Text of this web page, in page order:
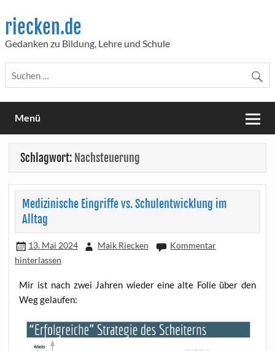
content
riecken.de
Gedanken zu Bildung, Lehre und Schule
Menü
Schlagwort: Nachsteuerung
Medizinische Eingriffe vs. Schulentwicklung im
Alltag
13. Mai 2024 Maik Riecken
Kommentar
hinterlassen
Mir ist nach zwei Jah­ren wie­der eine alte Folie über den
Weg gelau­fen: